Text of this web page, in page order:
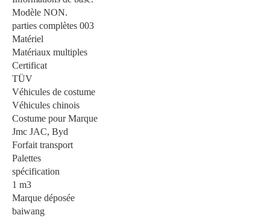
Modèle NON.
parties complètes 003
Matériel
Matériaux multiples
Certificat
TÜV
Véhicules de costume
Véhicules chinois
Costume pour Marque
Jmc JAC, Byd
Forfait transport
Palettes
spécification
1 m3
Marque déposée
baiwang